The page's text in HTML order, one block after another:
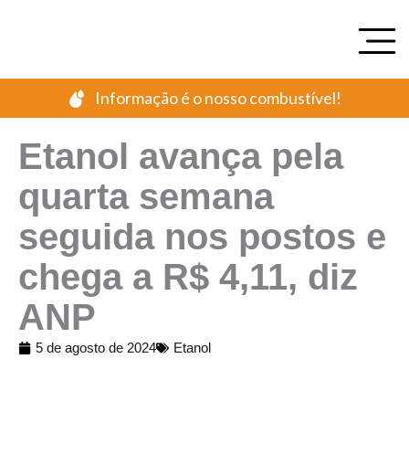
Informação é o nosso combustível!
Etanol avança pela
quarta semana
seguida nos postos e
chega a R$ 4,11, diz
ANP
5 de agosto de 2024 Etanol